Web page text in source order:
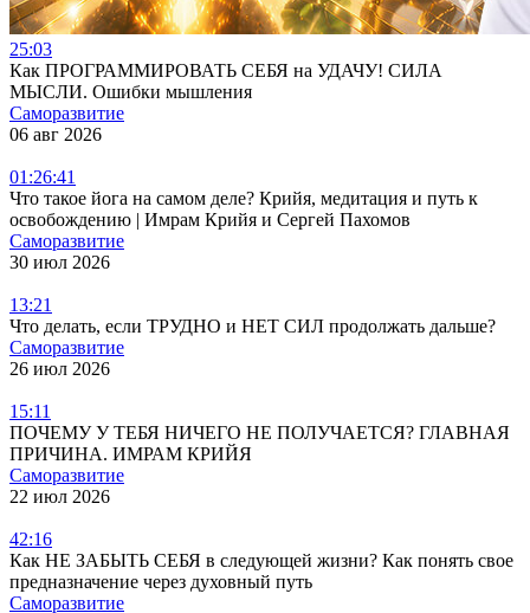
25:03
Как ПРОГРАММИРОВАТЬ СЕБЯ на УДАЧУ! СИЛА
МЫСЛИ. Ошибки мышления
Саморазвитие
06 авг 2026
01:26:41
Что такое йога на самом деле? Крийя, медитация и путь к
освобождению | Имрам Крийя и Сергей Пахомов
Саморазвитие
30 июл 2026
13:21
Что делать, если ТРУДНО и НЕТ СИЛ продолжать дальше?
Саморазвитие
26 июл 2026
15:11
ПОЧЕМУ У ТЕБЯ НИЧЕГО НЕ ПОЛУЧАЕТСЯ? ГЛАВНАЯ
ПРИЧИНА. ИМРАМ КРИЙЯ
Саморазвитие
22 июл 2026
42:16
Как НЕ ЗАБЫТЬ СЕБЯ в следующей жизни? Как понять свое
предназначение через духовный путь
Саморазвитие